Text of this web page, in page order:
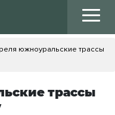
южноуральские трассы
трассы